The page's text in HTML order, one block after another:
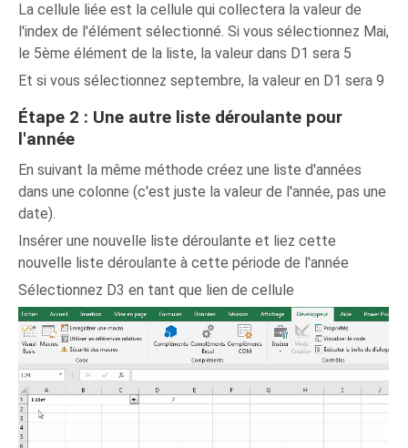
La cellule liée est la cellule qui collectera la valeur de
l'index de l'élément sélectionné. Si vous sélectionnez Mai,
le 5ème élément de la liste, la valeur dans D1 sera 5
Et si vous sélectionnez septembre, la valeur en D1 sera 9
Étape 2 : Une autre liste déroulante pour
l'année
En suivant la même méthode créez une liste d'années
dans une colonne (c'est juste la valeur de l'année, pas une
date).
Insérer une nouvelle liste déroulante et liez cette
nouvelle liste déroulante à cette période de l'année
Sélectionnez D3 en tant que lien de cellule